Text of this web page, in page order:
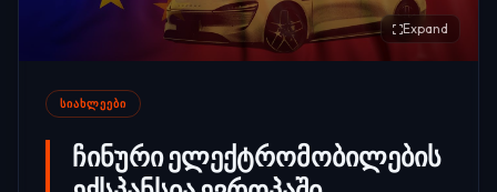
Expand
ᲡᲘᲐᲮᲚᲔᲔᲑᲘ
ჩინური ელექტრომობილების